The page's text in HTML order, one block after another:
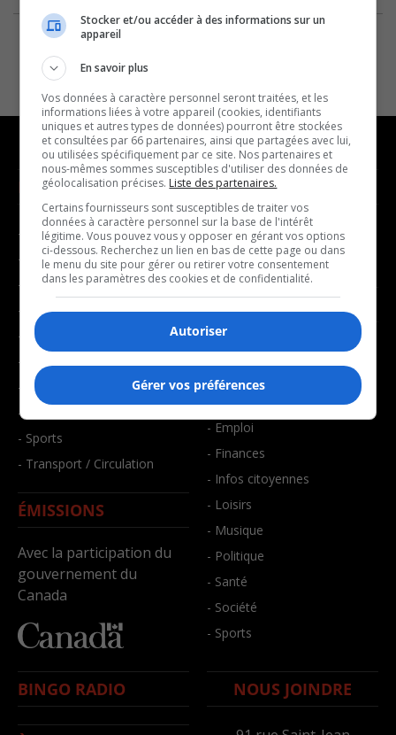
NOUVELLES
- Affaires municipales
- Communauté / Social
- Culture
- Économie
- Éducation
- Environnement
- Faits divers
- Santé et bien-être
- Sports
- Transport / Circulation
ÉMISSIONS
Avec la participation du
gouvernement du
Canada
MUSIQUE
- Décompte franco
- Joué récemment
BALADOS
- Affaires
- Art de vivre
- Bien-être
- Emploi
- Finances
- Infos citoyennes
- Loisirs
- Musique
- Politique
- Santé
- Société
- Sports
BINGO RADIO NOUS JOINDRE
Stocker et/ou accéder à des informations sur un
appareil
En savoir plus
Vos données à caractère personnel seront traitées, et les
informations liées à votre appareil (cookies, identifiants
uniques et autres types de données) pourront être stockées
et consultées par 66 partenaires, ainsi que partagées avec lui,
ou utilisées spécifiquement par ce site. Nos partenaires et
nous-mêmes sommes susceptibles d'utiliser des données de
géolocalisation précises. Liste des partenaires.
Certains fournisseurs sont susceptibles de traiter vos
données à caractère personnel sur la base de l'intérêt
légitime. Vous pouvez vous y opposer en gérant vos options
ci-dessous. Recherchez un lien en bas de cette page ou dans
le menu du site pour gérer ou retirer votre consentement
dans les paramètres des cookies et de confidentialité.
Autoriser
Gérer vos préférences